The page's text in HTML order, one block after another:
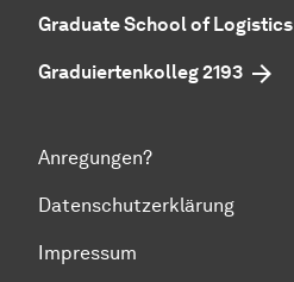
Graduate School of Logistics
Graduiertenkolleg 2193
Anregungen?
Datenschutzerklärung
Impressum